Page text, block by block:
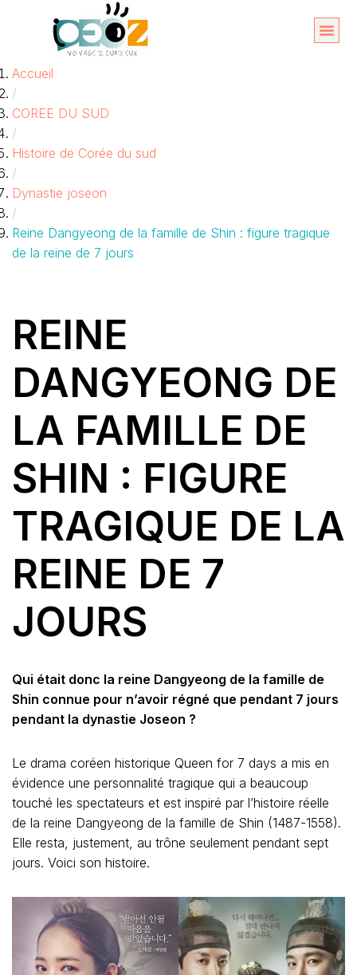
contenu
Accueil
/
COREE DU SUD
/
Histoire de Corée du sud
/
Dynastie joseon
/
Reine Dangyeong de la famille de Shin : figure tragique
de la reine de 7 jours
REINE
DANGYEONG DE
LA FAMILLE DE
SHIN : FIGURE
TRAGIQUE DE LA
REINE DE 7
JOURS
Qui était donc la reine Dangyeong de la famille de
Shin connue pour n’avoir régné que pendant 7 jours
pendant la dynastie Joseon ?
Le drama coréen historique Queen for 7 days a mis en
évidence une personnalité tragique qui a beaucoup
touché les spectateurs et est inspiré par l’histoire réelle
de la reine Dangyeong de la famille de Shin (1487-1558).
Elle resta, justement, au trône seulement pendant sept
jours. Voici son histoire.